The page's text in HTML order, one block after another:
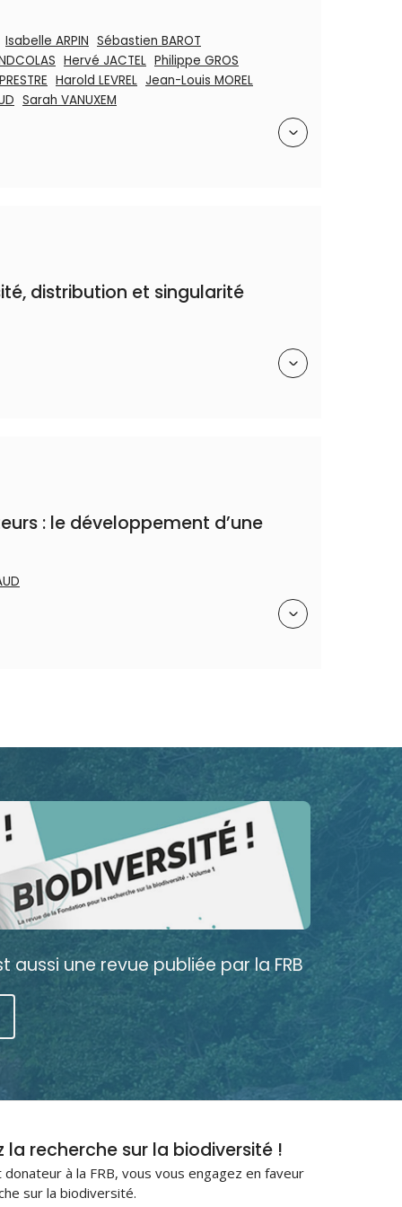
Isabelle ARPIN Sébastien BAROT
Hervé JACTEL Philippe GROS
Harold LEVREL Jean-Louis MOREL
Sarah VANUXEM
distribution et singularité
: le développement d’une
aussi une revue publiée par la FRB
la recherche sur la biodiversité !
donateur à la FRB, vous vous engagez en faveur
sur la biodiversité.